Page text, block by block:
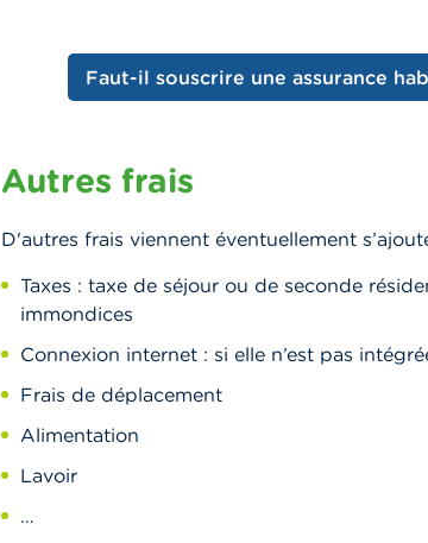
Faut-il souscrire une assurance
Autres frais
D'autres frais viennent éventuellement
Taxes : taxe de séjour ou de seconde
immondices
Connexion internet : si elle n’est pas
Frais de déplacement
Alimentation
Lavoir
…